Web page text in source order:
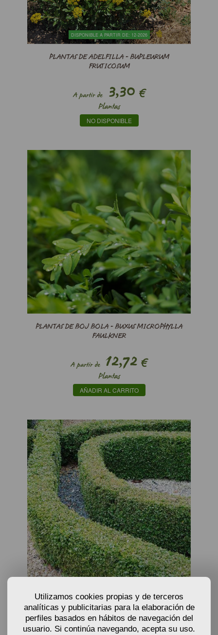
DISPONIBLE A PARTIR DE: 12-2026
PLANTAS DE ADELFILLA - BUPLEURUM
FRUTICOSUM
A partir de3,30 €
Plantas
NO DISPONIBLE
PLANTAS DE BOJ BOLA - BUXUS MICROPHYLLA
FAULKNER
A partir de12,72 €
Plantas
AÑADIR AL CARRITO
COMPRAR BOJ (BUXUS SEMPERVIRENS) PARA SETO
Utilizamos cookies propias y de terceros
analíticas y publicitarias para la elaboración de
perfiles basados en hábitos de navegación del
usuario. Si continúa navegando, acepta su uso.